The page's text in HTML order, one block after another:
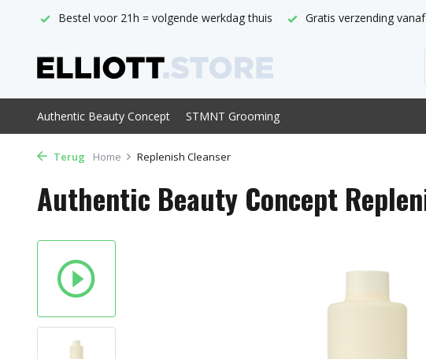
Gratis verzending vanaf € 29,- Officieel ABC verkooppunt
Authentic Beauty Concept STMNT Grooming
Terug Home Replenish Cleanser
Authentic Beauty Concept